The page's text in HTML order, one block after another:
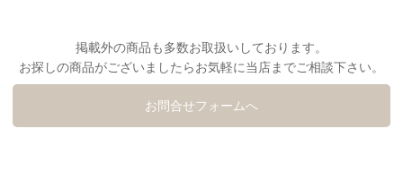
掲載外の商品も多数お取扱いしております。
お探しの商品がございましたらお気軽に当店までご相談下さい。
お問合せフォームへ